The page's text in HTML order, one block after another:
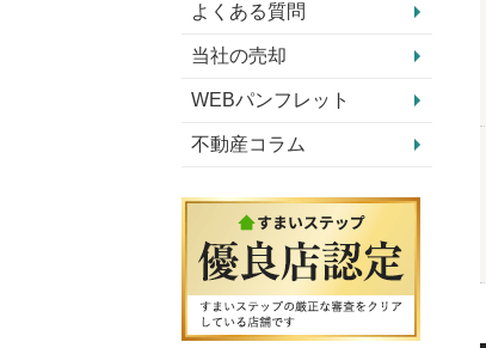
よくある質問
当社の売却
WEBパンフレット
不動産コラム